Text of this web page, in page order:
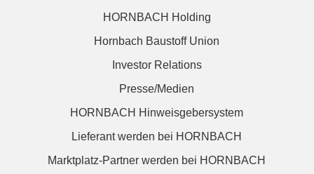
HORNBACH Holding
Hornbach Baustoff Union
Investor Relations
Presse/Medien
HORNBACH Hinweisgebersystem
Lieferant werden bei HORNBACH
Marktplatz-Partner werden bei HORNBACH